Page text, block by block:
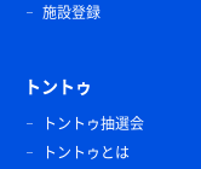
施設登録
トントゥ
トントゥ抽選会
トントゥとは